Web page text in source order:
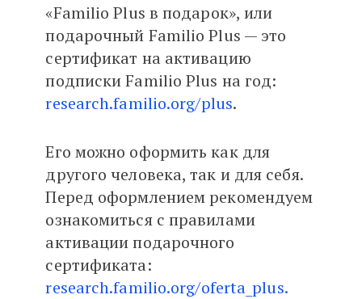
«Familio Plus в подарок», или
подарочный Familio Plus — это
сертификат на активацию
подписки Familio Plus на год:
research.familio.org/plus.
Его можно оформить как для
другого человека, так и для себя.
Перед оформлением рекомендуем
ознакомиться с правилами
активации подарочного
сертификата:
research.familio.org/oferta_plus.